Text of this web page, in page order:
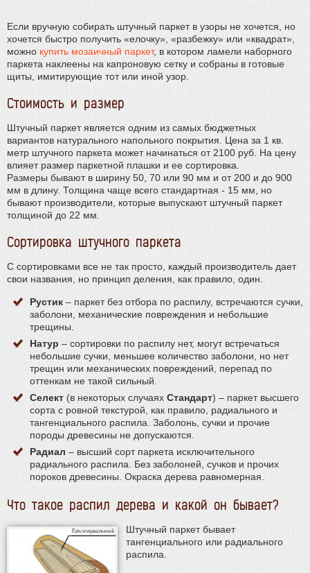
Если вручную собирать штучный паркет в узоры не хочется, но
хочется быстро получить «елочку», «разбежку» или «квадрат»,
можно купить мозаичный паркет, в котором ламели наборного
паркета наклеены на капроновую сетку и собраны в готовые
щиты, имитирующие тот или иной узор.
Стоимость и размер
Штучный паркет является одним из самых бюджетных
вариантов натурального напольного покрытия. Цена за 1 кв.
метр штучного паркета может начинаться от 2100 руб. На цену
влияет размер паркетной плашки и ее сортировка.
Размеры бывают в ширину 50, 70 или 90 мм и от 200 и до 900
мм в длину. Толщина чаще всего стандартная - 15 мм, но
бывают производители, которые выпускают штучный паркет
толщиной до 22 мм.
Сортировка штучного паркета
С сортировками все не так просто, каждый производитель дает
свои названия, но принцип деления, как правило, один.
Рустик – паркет без отбора по распилу, встречаются сучки,
заболони, механические повреждения и небольшие
трещины.
Натур – сортировки по распилу нет, могут встречаться
небольшие сучки, меньшее количество заболони, но нет
трещин или механических повреждений, перепад по
оттенкам не такой сильный.
Селект (в некоторых случаях Стандарт) – паркет высшего
сорта с ровной текстурой, как правило, радиального и
тангенциального распила. Заболонь, сучки и прочие
породы древесины не допускаются.
Радиал – высший сорт паркета исключительного
радиального распила. Без заболоней, сучков и прочих
пороков древесины. Окраска дерева равномерная.
Что такое распил дерева и какой он бывает?
Штучный паркет бывает
тангенциального или радиального
распила.